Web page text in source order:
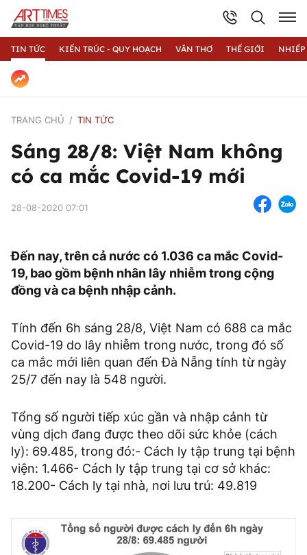
TIN TỨC KIẾN TRÚC - QUY HOẠCH VĂN THƠ THẾ GIỚI
TRANG CHỦ TIN TỨC
Sáng 28/8: Việt Nam không
có ca mắc Covid-19 mới
28-08-2020 07:01
Đến nay, trên cả nước có 1.036 ca mắc Covid-
19, bao gồm bệnh nhân lây nhiễm trong cộng
đồng và ca bệnh nhập cảnh.
Tính đến 6h sáng 28/8, Việt Nam có 688 ca mắc
Covid-19 do lây nhiễm trong nước, trong đó số
ca mắc mới liên quan đến Đà Nẵng tính từ ngày
25/7 đến nay là 548 người.
Tổng số người tiếp xúc gần và nhập cảnh từ
vùng dịch đang được theo dõi sức khỏe (cách
ly): 69.485, trong đó:- Cách ly tập trung tại bệnh
viện: 1.466- Cách ly tập trung tại cơ sở khác:
18.200- Cách ly tại nhà, nơi lưu trú: 49.819